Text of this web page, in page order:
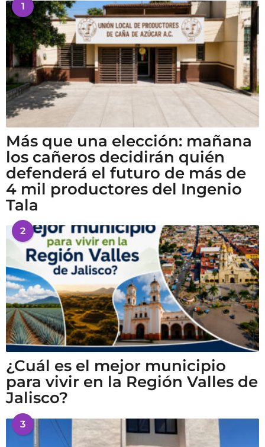
1
Más que una elección: mañana
los cañeros decidirán quién
defenderá el futuro de más de
4 mil productores del Ingenio
Tala
2
¿Cuál es el mejor municipio
para vivir en la Región Valles de
Jalisco?
3